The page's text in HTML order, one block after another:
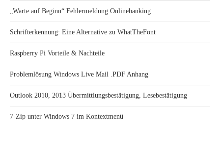
„Warte auf Beginn“ Fehlermeldung Onlinebanking
Schrifterkennung: Eine Alternative zu WhatTheFont
Raspberry Pi Vorteile & Nachteile
Problemlösung Windows Live Mail .PDF Anhang
Outlook 2010, 2013 Übermittlungsbestätigung, Lesebestätigung
7-Zip unter Windows 7 im Kontextmenü